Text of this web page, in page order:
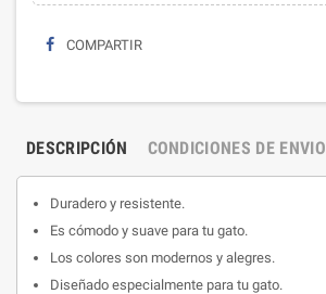
COMPARTIR
DESCRIPCIÓN CONDICIONES DE ENVIO
Duradero y resistente.
Es cómodo y suave para tu gato.
Los colores son modernos y alegres.
Diseñado especialmente para tu gato.